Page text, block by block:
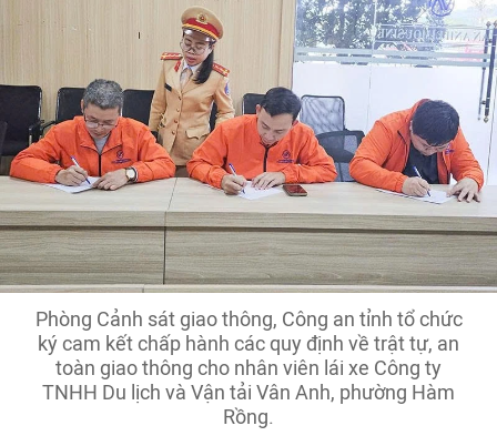
Phòng Cảnh sát giao thông, Công an tỉnh tổ chức
ký cam kết chấp hành các quy định về trật tự, an
toàn giao thông cho nhân viên lái xe Công ty
TNHH Du lịch và Vận tải Vân Anh, phường Hàm
Rồng.